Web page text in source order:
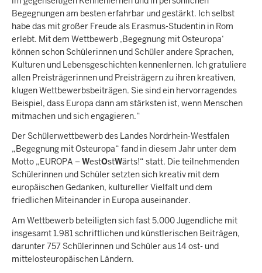
Begegnungen am besten erfahrbar und gestärkt. Ich selbst
habe das mit großer Freude als Erasmus-Studentin in Rom
erlebt. Mit dem Wettbewerb ‚Begegnung mit Osteuropa‘
können schon Schülerinnen und Schüler andere Sprachen,
Kulturen und Lebensgeschichten kennenlernen. Ich gratuliere
allen Preisträgerinnen und Preisträgern zu ihren kreativen,
klugen Wettbewerbsbeiträgen. Sie sind ein hervorragendes
Beispiel, dass Europa dann am stärksten ist, wenn Menschen
mitmachen und sich engagieren.“
Der Schülerwettbewerb des Landes Nordrhein-Westfalen
„Begegnung mit Osteuropa“ fand in diesem Jahr unter dem
Motto „EUROPA –WestOstWärts!“ statt. Die teilnehmenden
Schülerinnen und Schüler setzten sich kreativ mit dem
europäischen Gedanken, kultureller Vielfalt und dem
friedlichen Miteinander in Europa auseinander.
Am Wettbewerb beteiligten sich fast 5.000 Jugendliche mit
insgesamt 1.981 schriftlichen und künstlerischen Beiträgen,
darunter 757 Schülerinnen und Schüler aus 14 ost- und
mittelosteuropäischen Ländern.